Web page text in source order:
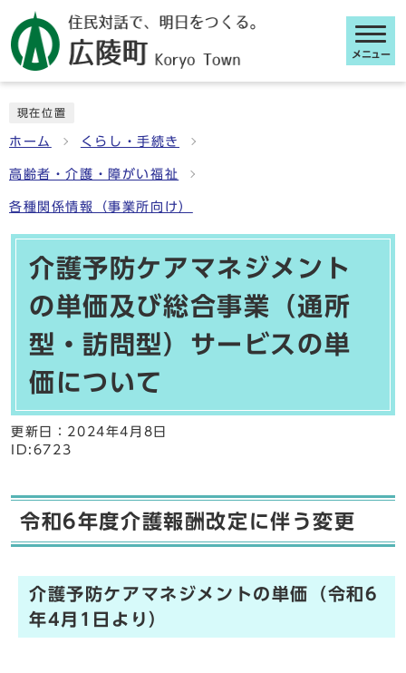
メニュー
現在位置
ホーム くらし・手続き
高齢者・介護・障がい福祉
各種関係情報（事業所向け）
介護予防ケアマネジメント
の単価及び総合事業（通所
型・訪問型）サービスの単
価について
更新日： 2024年4月8日
ID:6723
令和6年度介護報酬改定に伴う変更
介護予防ケアマネジメントの単価（令和6
年4月1日より）